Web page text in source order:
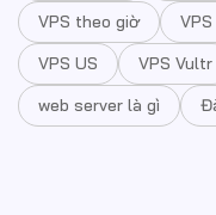
VPS theo giờ
VPS US
VPS Vultr
web server là gì